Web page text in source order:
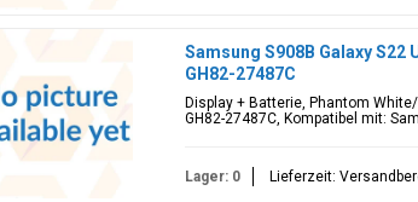
Samsung S908B Galaxy
GH82-27487C
Display + Batterie, Phantom
GH82-27487C, Kompatibel mit:
Lager: 0 Lieferzeit: